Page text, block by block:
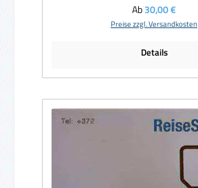
Regulärer Preis:
Ab30,00 €
Preise zzgl. Versandkosten
Details